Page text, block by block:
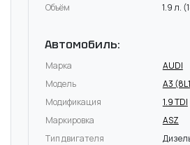
Объём 1.9 л.
Автомобиль:
Марка
AUDI
Модель
A3
Модификация
1.9 TDI
Маркировка
ASZ
Тип двигателя